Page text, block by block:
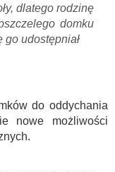
dlatego rodzinę
domku
go udostępniał
do oddychania
nowe możliwości